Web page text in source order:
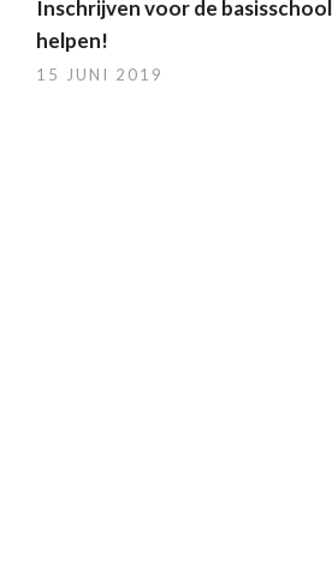
Inschrijven voor de
helpen!
15 JUNI 2019